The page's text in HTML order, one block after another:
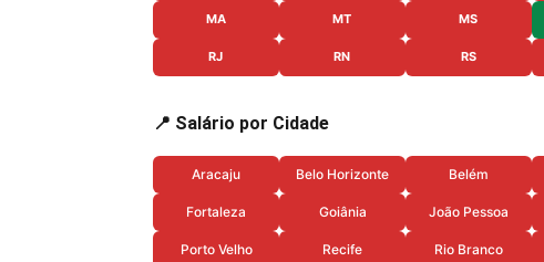
MA MT MS
RJ RN RS
📍 Salário por Cidade
Aracaju Belo Horizonte Belém
Fortaleza Goiânia João Pessoa
Porto Velho Recife Rio Branco